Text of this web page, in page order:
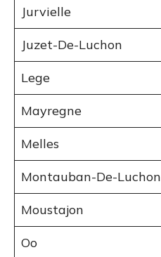
Jurvielle
Juzet-De-Luchon
Lege
Mayregne
Melles
Montauban-De-Luchon
Moustajon
Oo